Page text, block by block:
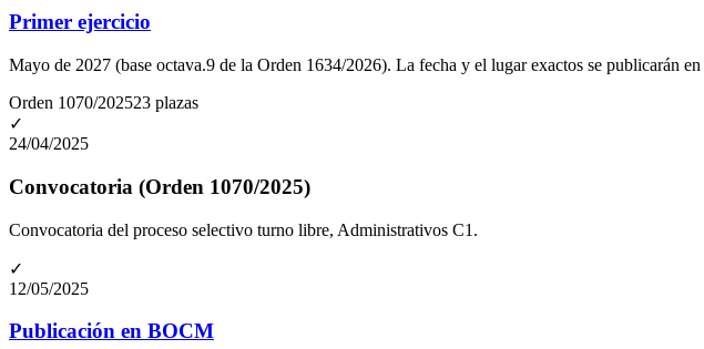
Primer ejercicio
Mayo de 2027 (base octava.9 de la Orden 1634/2026). La fecha y el lugar exactos se publicarán
Orden 1070/202523 plazas
✓
24/04/2025
Convocatoria (Orden 1070/2025)
Convocatoria del proceso selectivo turno libre, Administrativos C1.
✓
12/05/2025
Publicación en BOCM